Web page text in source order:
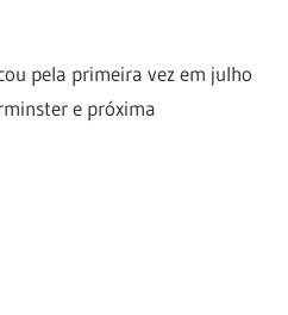
pela primeira vez em julho
e próxima